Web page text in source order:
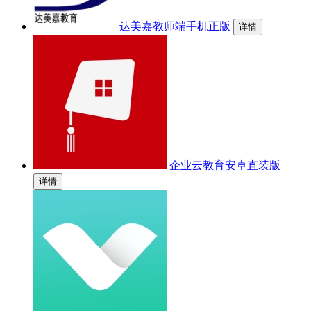
达美嘉教师端手机正版 详情
企业云教育安卓直装版
详情